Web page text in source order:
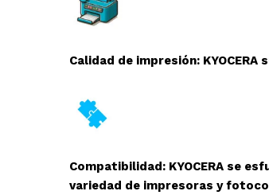
Calidad de impresión:
Compatibilidad: KYOCERA se
variedad de impresoras y